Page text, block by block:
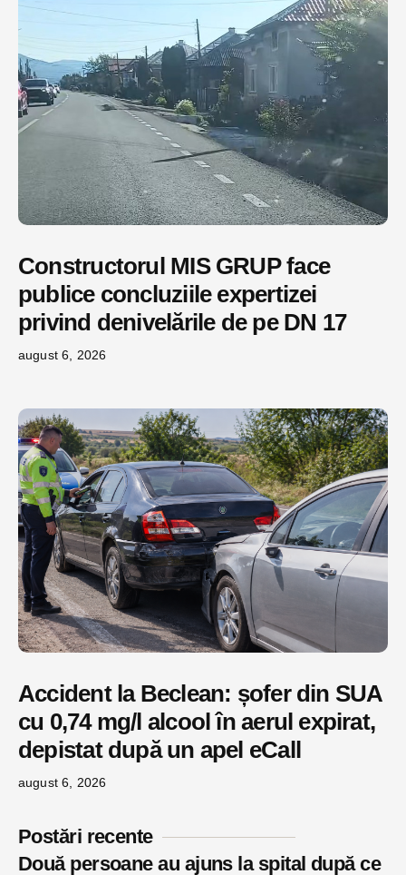
Constructorul MIS GRUP face
publice concluziile expertizei
privind denivelările de pe DN 17
august 6, 2026
Accident la Beclean: șofer din SUA
cu 0,74 mg/l alcool în aerul expirat,
depistat după un apel eCall
august 6, 2026
Postări recente
Două persoane au ajuns la spital după ce